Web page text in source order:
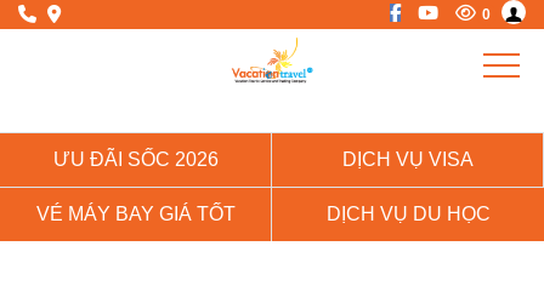
0
ƯU ĐÃI SỐC 2026 DỊCH VỤ VISA
VÉ MÁY BAY GIÁ TỐT DỊCH VỤ DU HỌC